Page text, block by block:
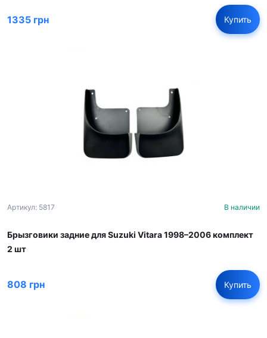
1335 грн Купить
Артикул: 5817 В наличии
Брызговики задние для Suzuki Vitara 1998–2006 комплект
2 шт
808 грн Купить